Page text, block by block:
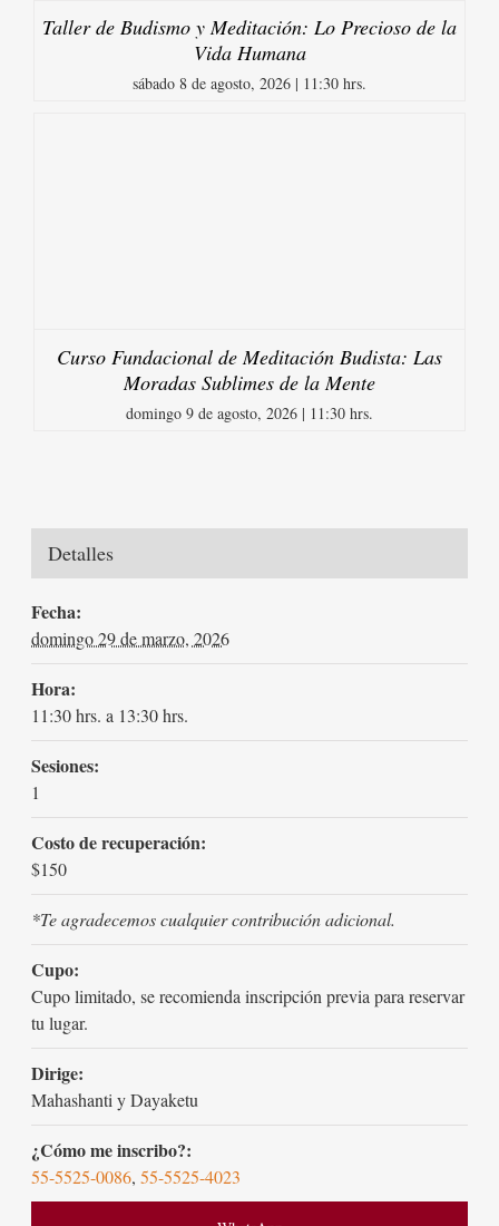
Taller de Budismo y Meditación: Lo Precioso de la
Vida Humana
sábado 8 de agosto, 2026 | 11:30 hrs.
Curso Fundacional de Meditación Budista: Las
Moradas Sublimes de la Mente
domingo 9 de agosto, 2026 | 11:30 hrs.
Detalles
Fecha:
domingo 29 de marzo, 2026
Hora:
11:30 hrs. a 13:30 hrs.
Sesiones:
1
Costo de recuperación:
$150
*Te agradecemos cualquier contribución adicional.
Cupo:
Cupo limitado, se recomienda inscripción previa para reservar
tu lugar.
Dirige:
Mahashanti y Dayaketu
¿Cómo me inscribo?:
55-5525-0086,55-5525-4023